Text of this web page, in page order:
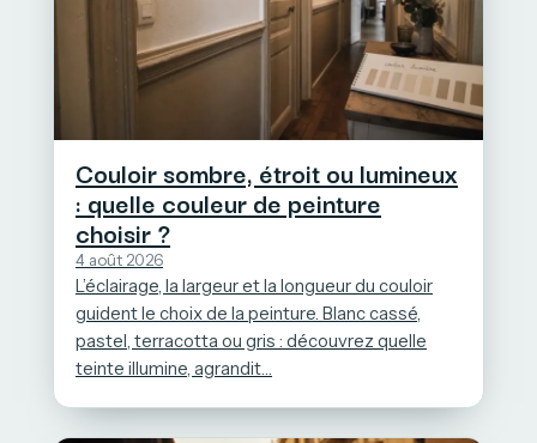
Couloir sombre, étroit ou lumineux
: quelle couleur de peinture
choisir ?
4 août 2026
L’éclairage, la largeur et la longueur du couloir
guident le choix de la peinture. Blanc cassé,
pastel, terracotta ou gris : découvrez quelle
teinte illumine, agrandit…